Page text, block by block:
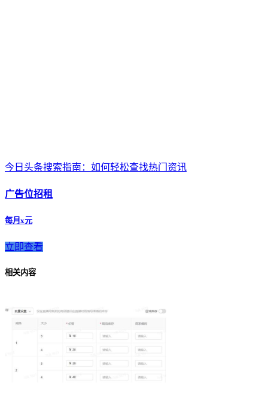
今日头条搜索指南：如何轻松查找热门资讯
广告位招租
每月x元
立即查看
相关内容